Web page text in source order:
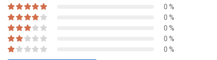
0 %
0 %
0 %
0 %
0 %